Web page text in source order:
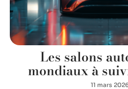
Les salons
mondiaux à
11 mars